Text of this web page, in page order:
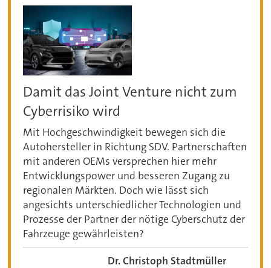
Damit das Joint Venture nicht zum
Cyberrisiko wird
Mit Hochgeschwindigkeit bewegen sich die
Autohersteller in Richtung SDV. Partnerschaften
mit anderen OEMs versprechen hier mehr
Entwicklungspower und besseren Zugang zu
regionalen Märkten. Doch wie lässt sich
angesichts unterschiedlicher Technologien und
Prozesse der Partner der nötige Cyberschutz der
Fahrzeuge gewährleisten?
Dr. Christoph Stadtmüller